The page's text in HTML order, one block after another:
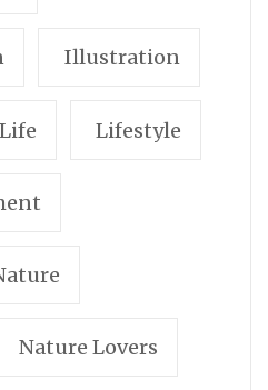
Illustration
Life Lifestyle
Nature Lovers